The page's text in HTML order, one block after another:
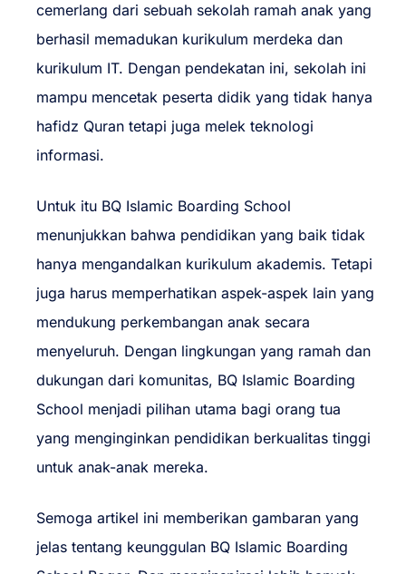
cemerlang dari sebuah sekolah ramah anak yang
berhasil memadukan kurikulum merdeka dan
kurikulum IT. Dengan pendekatan ini, sekolah ini
mampu mencetak peserta didik yang tidak hanya
hafidz Quran tetapi juga melek teknologi
informasi.
Untuk itu BQ Islamic Boarding School
menunjukkan bahwa pendidikan yang baik tidak
hanya mengandalkan kurikulum akademis. Tetapi
juga harus memperhatikan aspek-aspek lain yang
mendukung perkembangan anak secara
menyeluruh. Dengan lingkungan yang ramah dan
dukungan dari komunitas, BQ Islamic Boarding
School menjadi pilihan utama bagi orang tua
yang menginginkan pendidikan berkualitas tinggi
untuk anak-anak mereka.
Semoga artikel ini memberikan gambaran yang
jelas tentang keunggulan BQ Islamic Boarding